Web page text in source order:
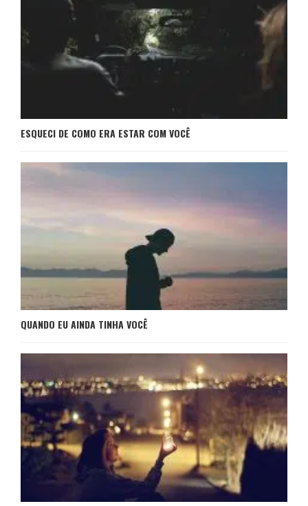
ESQUECI DE COMO ERA ESTAR COM VOCÊ
QUANDO EU AINDA TINHA VOCÊ